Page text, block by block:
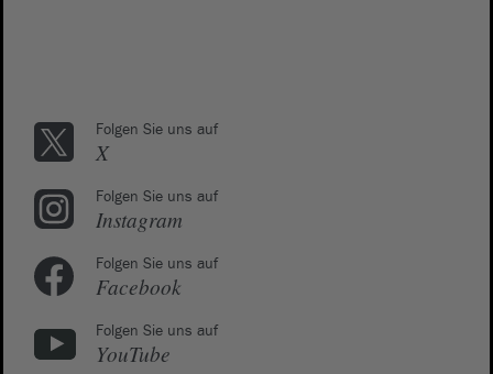
Folgen Sie uns auf
X
Folgen Sie uns auf
Instagram
Folgen Sie uns auf
Facebook
Folgen Sie uns auf
YouTube